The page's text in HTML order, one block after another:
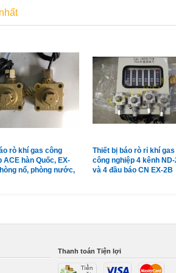
rò khí gas công
ACE hàn Quốc, EX-
nổ, phòng nước,
Thiết bị báo rò rỉ khí gas
công nghiệp 4 kênh
và 4 đầu báo CN EX-2B
Thanh toán Tiện lợi